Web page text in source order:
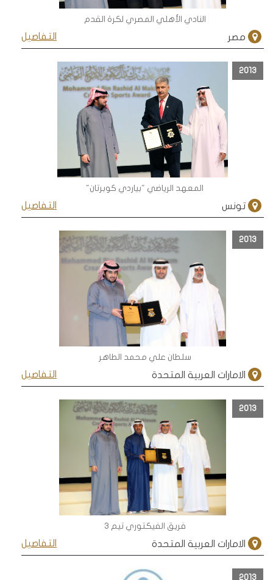
النادي الأهلي المصري لكرة القدم
التفاصيل مصر
2013
المعهد الرياضي "بياردي كوبرتان"
التفاصيل تونس
2013
سلطان علي محمد الطاهر
التفاصيل الامارات العربية المتحدة
2013
فريق الفيكتوري تيم 3
التفاصيل الامارات العربية المتحدة
2013